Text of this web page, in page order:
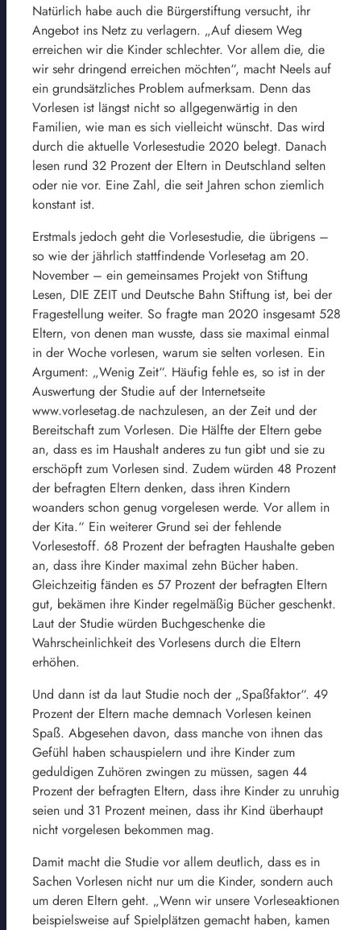
Natürlich habe auch die Bürgerstiftung versucht, ihr
Angebot ins Netz zu verlagern. „Auf diesem Weg
erreichen wir die Kinder schlechter. Vor allem die, die
wir sehr dringend erreichen möchten“, macht Neels auf
ein grundsätzliches Problem aufmerksam. Denn das
Vorlesen ist längst nicht so allgegenwärtig in den
Familien, wie man es sich vielleicht wünscht. Das wird
durch die aktuelle Vorlesestudie 2020 belegt. Danach
lesen rund 32 Prozent der Eltern in Deutschland selten
oder nie vor. Eine Zahl, die seit Jahren schon ziemlich
konstant ist.
Erstmals jedoch geht die Vorlesestudie, die übrigens –
so wie der jährlich stattfindende Vorlesetag am 20.
November – ein gemeinsames Projekt von Stiftung
Lesen, DIE ZEIT und Deutsche Bahn Stiftung ist, bei der
Fragestellung weiter. So fragte man 2020 insgesamt 528
Eltern, von denen man wusste, dass sie maximal einmal
in der Woche vorlesen, warum sie selten vorlesen. Ein
Argument: „Wenig Zeit“. Häufig fehle es, so ist in der
Auswertung der Studie auf der Internetseite
www.vorlesetag.de nachzulesen, an der Zeit und der
Bereitschaft zum Vorlesen. Die Hälfte der Eltern gebe
an, dass es im Haushalt anderes zu tun gibt und sie zu
erschöpft zum Vorlesen sind. Zudem würden 48 Prozent
der befragten Eltern denken, dass ihren Kindern
woanders schon genug vorgelesen werde. Vor allem in
der Kita.“ Ein weiterer Grund sei der fehlende
Vorlesestoff. 68 Prozent der befragten Haushalte geben
an, dass ihre Kinder maximal zehn Bücher haben.
Gleichzeitig fänden es 57 Prozent der befragten Eltern
gut, bekämen ihre Kinder regelmäßig Bücher geschenkt.
Laut der Studie würden Buchgeschenke die
Wahrscheinlichkeit des Vorlesens durch die Eltern
erhöhen.
Und dann ist da laut Studie noch der „Spaßfaktor“. 49
Prozent der Eltern mache demnach Vorlesen keinen
Spaß. Abgesehen davon, dass manche von ihnen das
Gefühl haben schauspielern und ihre Kinder zum
geduldigen Zuhören zwingen zu müssen, sagen 44
Prozent der befragten Eltern, dass ihre Kinder zu unruhig
seien und 31 Prozent meinen, dass ihr Kind überhaupt
nicht vorgelesen bekommen mag.
Damit macht die Studie vor allem deutlich, dass es in
Sachen Vorlesen nicht nur um die Kinder, sondern auch
um deren Eltern geht. „Wenn wir unsere Vorleseaktionen
beispielsweise auf Spielplätzen gemacht haben, kamen